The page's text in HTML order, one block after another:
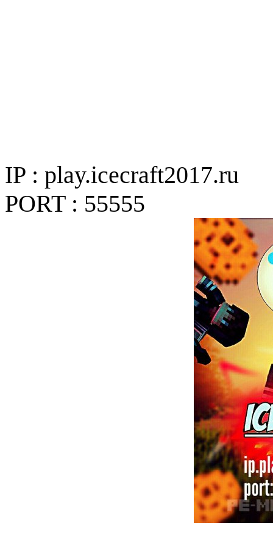
IP : play.icecraft2017.ru
PORT : 55555